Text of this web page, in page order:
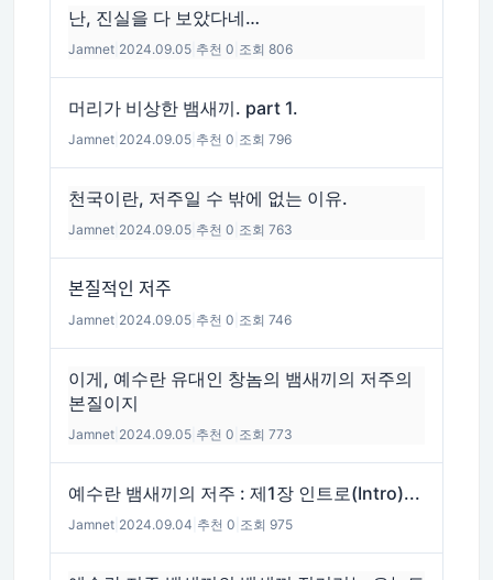
난, 진실을 다 보았다네…
Jamnet 2024.09.05 추천 0 조회 806
머리가 비상한 뱀새끼. part 1.
Jamnet 2024.09.05 추천 0 조회 796
천국이란, 저주일 수 밖에 없는 이유.
Jamnet 2024.09.05 추천 0 조회 763
본질적인 저주
Jamnet 2024.09.05 추천 0 조회 746
이게, 예수란 유대인 창놈의 뱀새끼의 저주의
본질이지
Jamnet 2024.09.05 추천 0 조회 773
예수란 뱀새끼의 저주 : 제1장 인트로(Intro)...
Jamnet 2024.09.04 추천 0 조회 975